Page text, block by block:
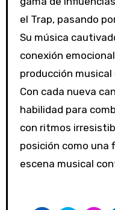
el Trap, pasando
Su música
conexión
producción
Con cada nueva
habilidad para
con ritmos
posición como una
escena musical